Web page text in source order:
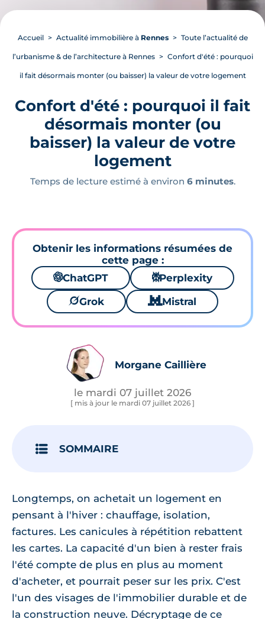
Accueil Actualité immobilière à Rennes Toute l’actualité de
l’urbanisme & de l’architecture à Rennes Confort d'été : pourquoi
il fait désormais monter (ou baisser) la valeur de votre logement
Confort d'été : pourquoi il fait
désormais monter (ou
baisser) la valeur de votre
logement
Temps de lecture estimé à environ 6 minutes.
Obtenir les informations résumées de
cette page :
🌌ChatGPT ⚙Perplexity
🪐Grok 🐱 Mistral
Morgane Caillière
le mardi 07 juillet 2026
[ mis à jour le mardi 07 juillet 2026 ]
SOMMAIRE
Longtemps, on achetait un logement en
pensant à l'hiver : chauffage, isolation,
factures. Les canicules à répétition rebattent
les cartes. La capacité d'un bien à rester frais
l'été compte de plus en plus au moment
d'acheter, et pourrait peser sur les prix. C'est
l'un des visages de l'immobilier durable et de
la construction neuve. Décryptage de ce